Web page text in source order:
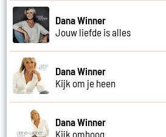
Dana Winner
Jouw liefde is alles
Dana Winner
Kijk om je heen
Dana Winner
Kijk omhoog